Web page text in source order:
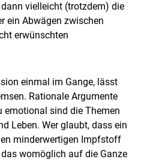
vielleicht (trotzdem) die
ein Abwägen zwischen
erwünschten
einmal im Gange, lässt
Rationale Argumente
emotional sind die Themen
Leben. Wer glaubt, dass ein
minderwertigen Impfstoff
womöglich auf die Ganze